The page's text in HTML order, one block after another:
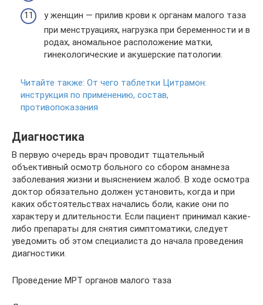
у женщин — прилив крови к органам малого таза
при менструациях, нагрузка при беременности и в
родах, аномальное расположение матки,
гинекологические и акушерские патологии.
Читайте также: От чего таблетки Цитрамон:
инструкция по применению, состав,
противопоказания
Диагностика
В первую очередь врач проводит тщательный
объективный осмотр больного со сбором анамнеза
заболевания жизни и выяснением жалоб. В ходе осмотра
доктор обязательно должен установить, когда и при
каких обстоятельствах начались боли, какие они по
характеру и длительности. Если пациент принимал какие-
либо препараты для снятия симптоматики, следует
уведомить об этом специалиста до начала проведения
диагностики.
Проведение МРТ органов малого таза